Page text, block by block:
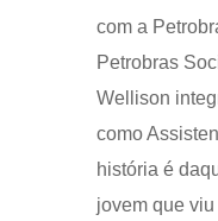
com a
Petrobras
Wellison
como
história é
jovem que